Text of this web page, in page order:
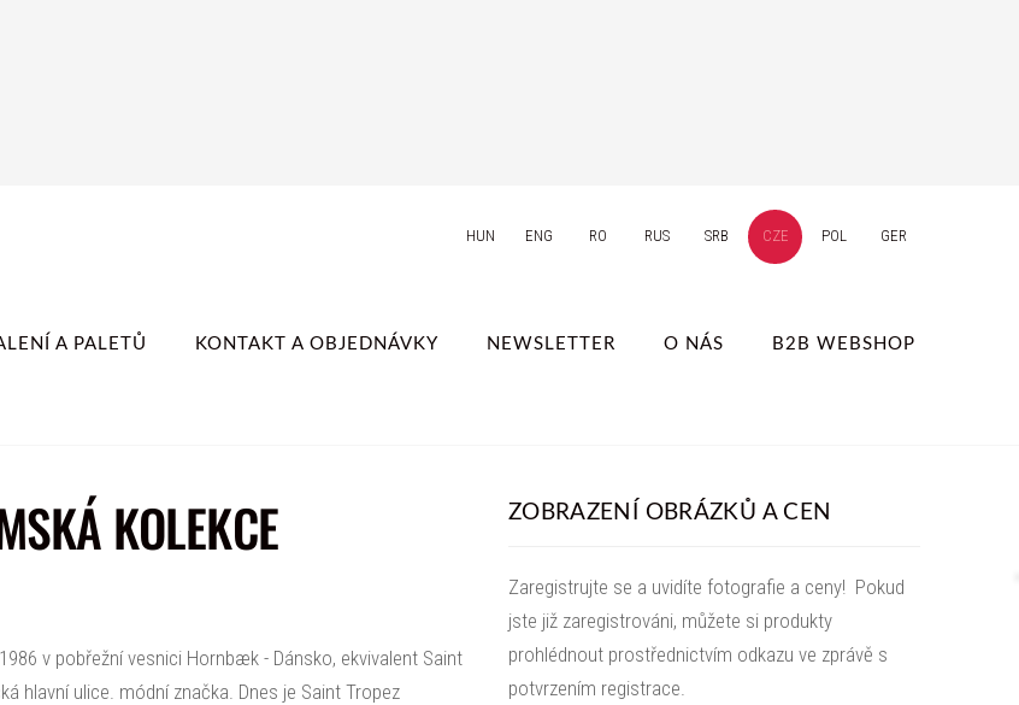
A PALETŮ KONTAKT A OBJEDNÁVKY NEWSLETTER O NÁS B2B WEBSHOP
HUN ENG RO RUS SRB CZE POL GER
ZOBRAZENÍ OBRÁZKŮ A CEN
Zaregistrujte se a uvidíte fotografie a ceny! Pokud
jste již zaregistrováni, můžete si produkty
prohlédnout prostřednictvím odkazu ve zprávě s
potvrzením registrace.
KOLEKCE
v pobřežní vesnici Hornbæk - Dánsko, ekvivalent Saint
hlavní ulice. módní značka. Dnes je Saint Tropez